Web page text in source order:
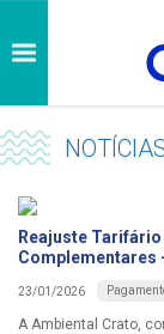
Reajuste
Complementares
23/01/2026
A Ambiental Crato,